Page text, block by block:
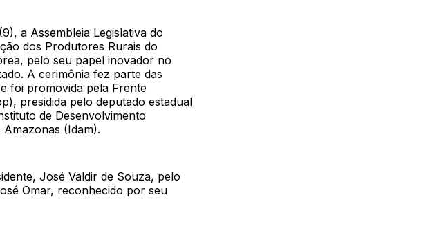
a Assembleia Legislativa do
dos Produtores Rurais do
pelo seu papel inovador no
A cerimônia fez parte das
foi promovida pela Frente
presidida pelo deputado estadual
de Desenvolvimento
(Idam).
José Valdir de Souza, pelo
Omar, reconhecido por seu